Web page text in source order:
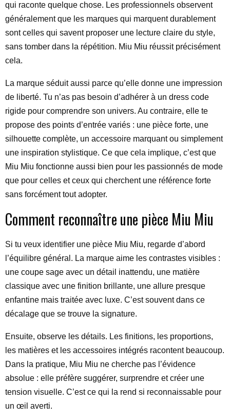
qui raconte quelque chose. Les professionnels observent
généralement que les marques qui marquent durablement
sont celles qui savent proposer une lecture claire du style,
sans tomber dans la répétition. Miu Miu réussit précisément
cela.
La marque séduit aussi parce qu’elle donne une impression
de liberté. Tu n’as pas besoin d’adhérer à un dress code
rigide pour comprendre son univers. Au contraire, elle te
propose des points d’entrée variés : une pièce forte, une
silhouette complète, un accessoire marquant ou simplement
une inspiration stylistique. Ce que cela implique, c’est que
Miu Miu fonctionne aussi bien pour les passionnés de mode
que pour celles et ceux qui cherchent une référence forte
sans forcément tout adopter.
Comment reconnaître une pièce Miu Miu
Si tu veux identifier une pièce Miu Miu, regarde d’abord
l’équilibre général. La marque aime les contrastes visibles :
une coupe sage avec un détail inattendu, une matière
classique avec une finition brillante, une allure presque
enfantine mais traitée avec luxe. C’est souvent dans ce
décalage que se trouve la signature.
Ensuite, observe les détails. Les finitions, les proportions,
les matières et les accessoires intégrés racontent beaucoup.
Dans la pratique, Miu Miu ne cherche pas l’évidence
absolue : elle préfère suggérer, surprendre et créer une
tension visuelle. C’est ce qui la rend si reconnaissable pour
un œil averti.